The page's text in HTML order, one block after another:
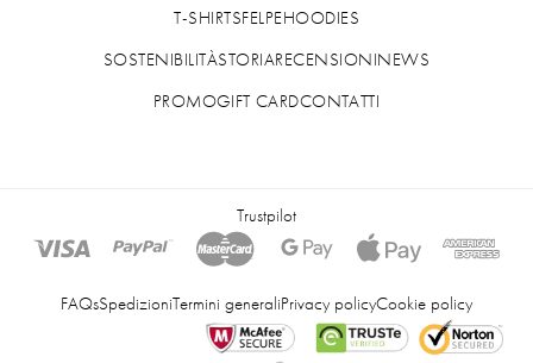
T-SHIRTSFELPEHOODIES
SOSTENIBILITÀSTORIARECENSIONINEWS
PROMOGIFT CARDCONTATTI
Trustpilot
FAQsSpedizioniTermini generaliPrivacy policyCookie policy